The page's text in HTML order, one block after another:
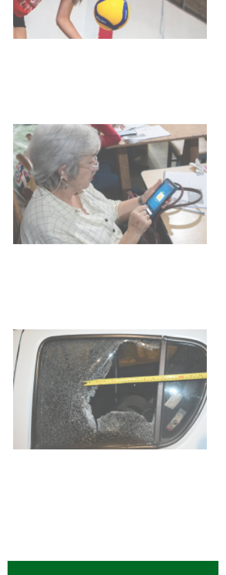
Actualización sobre la agenda de
vacunación contra el
personas en situación de
discapacidad
03-08-2026
POLICIALES